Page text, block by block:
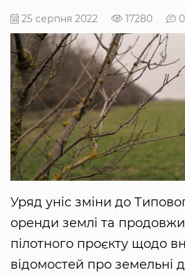
25 серпня 2022 17280 0
Уряд уніс зміни до
оренди землі та
пілотного проєкту щодо
відомостей про земельні